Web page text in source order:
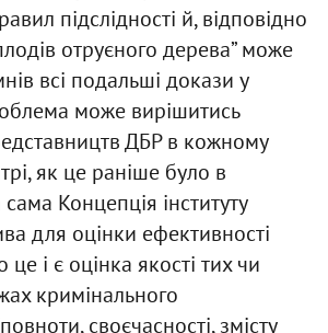
підслідності й, відповідно
отруєного дерева” може
всі подальші докази у
може вирішитись
ДБР в кожному
як це раніше було в
сама Концепція інституту
для оцінки ефективності
і є оцінка якості тих чи
кримінального
своєчасності, змісту